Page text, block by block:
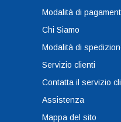
Modalità di
Chi Siamo
Modalità di
Servizio clienti
Contatta il servizio
Assistenza
Mappa del sito